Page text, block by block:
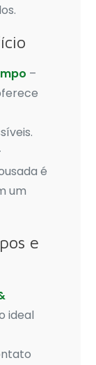
–
é
um
e
ideal